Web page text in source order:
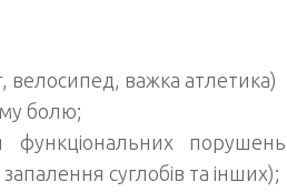
велосипед, важка атлетика)
болю;
функціональних порушень
суглобів та інших);